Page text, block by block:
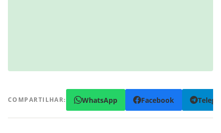
COMPARTILHAR: WhatsApp Facebook